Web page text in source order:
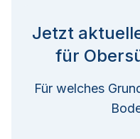
Jetzt
für
Für welches